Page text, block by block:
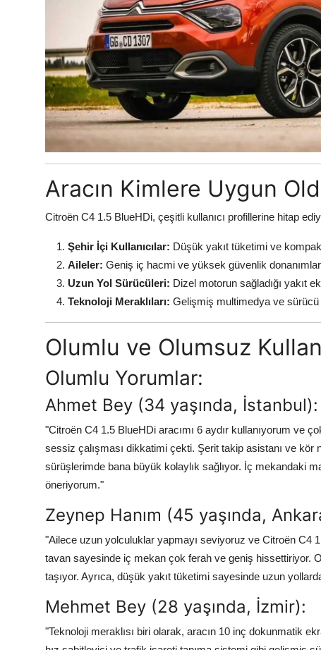
Aracın Kimlere Uygun
Citroën C4 1.5 BlueHDi, çeşitli kullanıcı profillerine hitap
Şehir İçi Kullanıcılar: Düşük yakıt tüketimi ve
Aileler: Geniş iç hacmi ve yüksek güvenlik
Uzun Yol Sürücüleri: Dizel motorun sağladığı yakıt
Teknoloji Meraklıları: Gelişmiş multimedya ve sürücü
Olumlu ve Olumsuz
Olumlu Yorumlar:
Ahmet Bey (34 yaşında, İstanbul):
"Citroën C4 1.5 BlueHDi aracımı 6 aydır kullanıyorum ve
sessiz çalışması dikkatimi çekti. Şerit takip asistanı ve
sürüşlerimde bana büyük kolaylık sağlıyor. İç mekandaki
öneriyorum."
Zeynep Hanım (45 yaşında,
"Ailece uzun yolculuklar yapmayı seviyoruz ve Citroën C4
tavan sayesinde iç mekan çok ferah ve geniş hissettiriyor.
taşıyor. Ayrıca, düşük yakıt tüketimi sayesinde uzun
Mehmet Bey (28 yaşında, İzmir):
"Teknoloji meraklısı biri olarak, aracın 10 inç dokunmatik